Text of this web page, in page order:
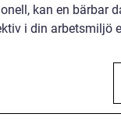
kan en bärbar
i din arbetsmiljö